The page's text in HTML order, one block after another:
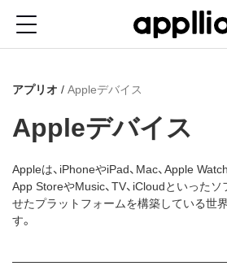
ン
ツ
に
アプリオ Appleデバイス
Appleデバイス
Appleは、iPhoneやiPad、Mac、Apple
App StoreやMusic、TV、iCloudといった
せたプラットフォームを構築している世
す。